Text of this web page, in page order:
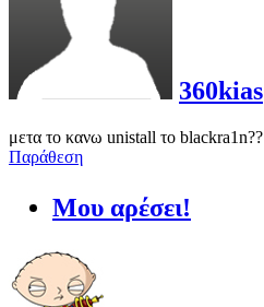
360kias
μετα το κανω unistall το blackra1n??
Παράθεση
Μου αρέσει!